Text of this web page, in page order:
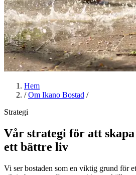
Hem
/ Om Ikano Bostad /
Strategi
Vår strategi för att
ett bättre liv
Vi ser bostaden som en viktig grund för